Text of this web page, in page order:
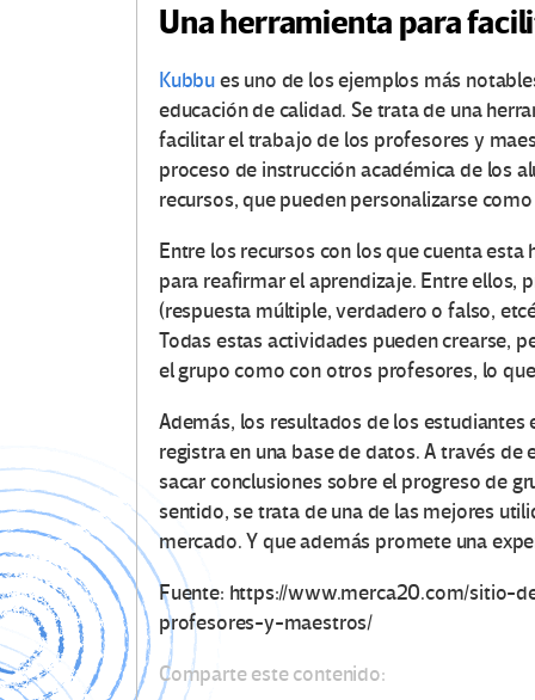
Una herramienta para
Kubbues uno de los ejemplos más
educación de calidad. Se trata de una
facilitar el trabajo de los profesores y
proceso de instrucción académica de los
recursos, que pueden personalizarse
Entre los recursos con los que cuenta
para reafirmar el aprendizaje. Entre ellos,
(respuesta múltiple, verdadero o falso,
Todas estas actividades pueden crearse,
el grupo como con otros profesores, lo
Además, los resultados de los estudiantes
registra en una base de datos. A través
sacar conclusiones sobre el progreso de
sentido, se trata de una de las mejores
mercado. Y que además promete una
Fuente: https://www.merca20.com/sitio-
profesores-y-maestros/
Comparte este contenido: